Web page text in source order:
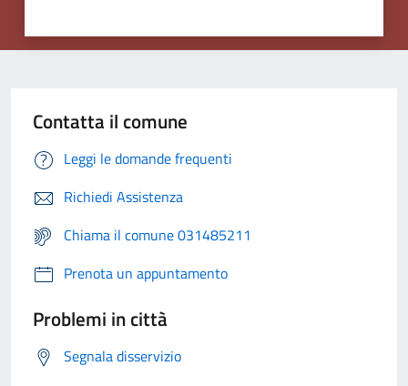
Contatta il comune
Leggi le domande frequenti
Richiedi Assistenza
Chiama il comune 031485211
Prenota un appuntamento
Problemi in città
Segnala disservizio